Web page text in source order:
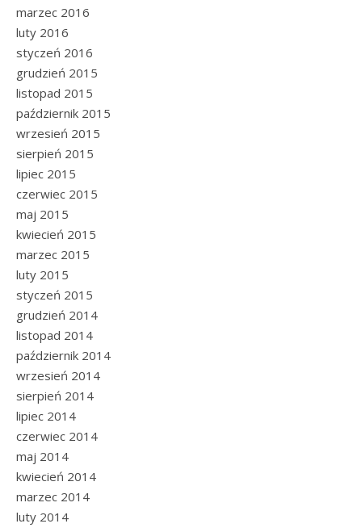
marzec 2016
luty 2016
styczeń 2016
grudzień 2015
listopad 2015
październik 2015
wrzesień 2015
sierpień 2015
lipiec 2015
czerwiec 2015
maj 2015
kwiecień 2015
marzec 2015
luty 2015
styczeń 2015
grudzień 2014
listopad 2014
październik 2014
wrzesień 2014
sierpień 2014
lipiec 2014
czerwiec 2014
maj 2014
kwiecień 2014
marzec 2014
luty 2014